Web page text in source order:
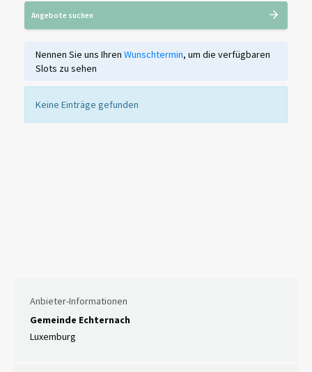
Angebote suchen
Nennen Sie uns Ihren Wunschtermin, um die verfügbaren
Slots zu sehen
Keine Einträge gefunden
Anbieter-Informationen
Gemeinde Echternach
Luxemburg